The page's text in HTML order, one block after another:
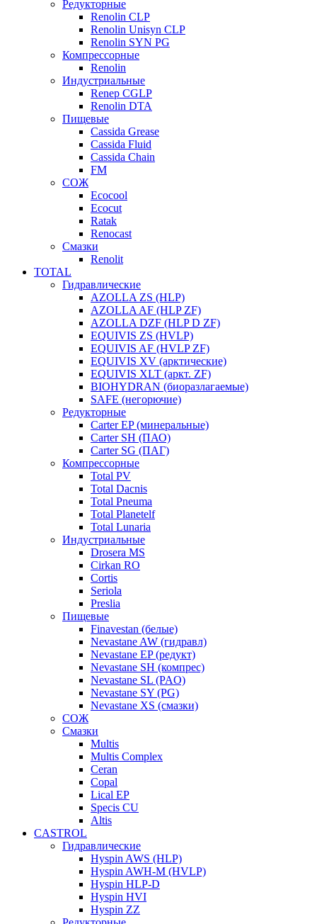
Редукторные
Renolin CLP
Renolin Unisyn CLP
Renolin SYN PG
Компрессорные
Renolin
Индустриальные
Renep CGLP
Renolin DTA
Пищевые
Cassida Grease
Cassida Fluid
Cassida Chain
FM
СОЖ
Ecocool
Ecocut
Ratak
Renocast
Смазки
Renolit
TOTAL
Гидравлические
AZOLLA ZS (HLP)
AZOLLA AF (HLP ZF)
AZOLLA DZF (HLP D ZF)
EQUIVIS ZS (HVLP)
EQUIVIS AF (HVLP ZF)
EQUIVIS XV (арктические)
EQUIVIS XLT (аркт. ZF)
BIOHYDRAN (биоразлагаемые)
SAFE (негорючие)
Редукторные
Carter EP (минеральные)
Carter SH (ПАО)
Carter SG (ПАГ)
Компрессорные
Total PV
Total Dacnis
Total Pneuma
Total Planetelf
Total Lunaria
Индустриальные
Drosera MS
Cirkan RO
Cortis
Seriola
Preslia
Пищевые
Finavestan (белые)
Nevastane AW (гидравл)
Nevastane EP (редукт)
Nevastane SH (компрес)
Nevastane SL (PAO)
Nevastane SY (PG)
Nevastane XS (смазки)
СОЖ
Смазки
Multis
Multis Complex
Ceran
Copal
Lical EP
Specis CU
Altis
CASTROL
Гидравлические
Hyspin AWS (HLP)
Hyspin AWH-M (HVLP)
Hyspin HLP-D
Hyspin HVI
Hyspin ZZ